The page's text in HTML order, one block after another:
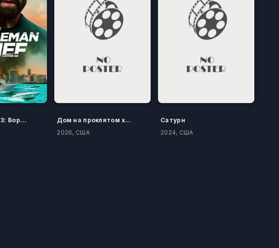
Сорвать банк 3: Вор-джентльмен
Дом на проклятом холме
2026, США
Сатурн
2024, США